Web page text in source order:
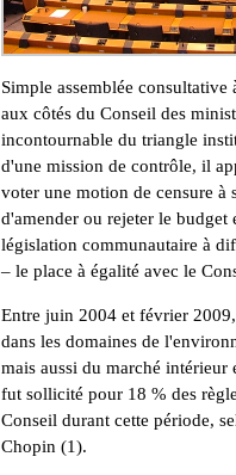
Simple assemblée
aux côtés du Conseil des
incontournable du triangle
d'une mission de contrôle, il
voter une motion de censure à
d'amender ou rejeter le
législation communautaire à
– le place à égalité avec le
Entre juin 2004 et février
dans les domaines de
mais aussi du marché intérieur
fut sollicité pour 18 % des
Conseil durant cette période,
Chopin (1).